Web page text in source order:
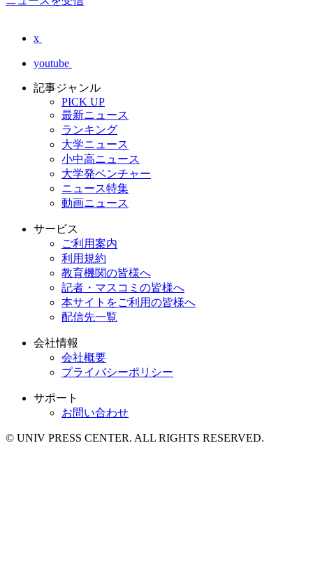
x
youtube
記事ジャンル
PICK UP
最新ニュース
ランキング
大学ニュース
小中高ニュース
大学発ベンチャー
ニュース特集
動画ニュース
サービス
ご利用案内
利用規約
教育機関の皆様へ
記者・マスコミの皆様へ
本サイトをご利用の皆様へ
配信先一覧
会社情報
会社概要
プライバシーポリシー
サポート
お問い合わせ
© UNIV PRESS CENTER. ALL RIGHTS RESERVED.